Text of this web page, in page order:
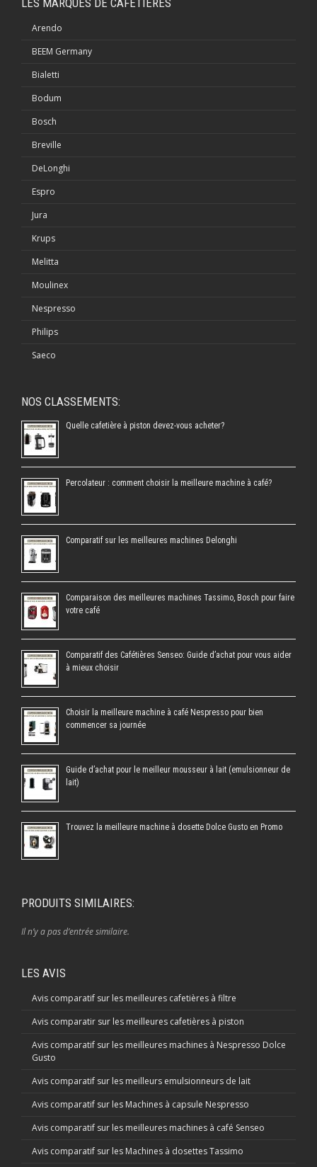
LES MARQUES DE CAFETIÈRES
Arendo
BEEM Germany
Bialetti
Bodum
Bosch
Breville
DeLonghi
Espro
Jura
Krups
Melitta
Moulinex
Nespresso
Philips
Saeco
NOS CLASSEMENTS:
Quelle cafetière à piston devez-vous acheter?
Percolateur : comment choisir la meilleure machine à café?
Comparatif sur les meilleures machines Delonghi
Comparaison des meilleures machines Tassimo, Bosch pour faire
votre café
Comparatif des Cafétières Senseo: Guide d’achat pour vous aider
à mieux choisir
Choisir la meilleure machine à café Nespresso pour bien
commencer sa journée
Guide d’achat pour le meilleur mousseur à lait (emulsionneur de
lait)
Trouvez la meilleure machine à dosette Dolce Gusto en Promo
PRODUITS SIMILAIRES:
Il n’y a pas d’entrée similaire.
LES AVIS
Avis comparatif sur les meilleures cafetières à filtre
Avis comparatir sur les meilleures cafetières à piston
Avis comparatif sur les meilleures machines à Nespresso Dolce
Gusto
Avis comparatif sur les meilleurs emulsionneurs de lait
Avis comparatif sur les Machines à capsule Nespresso
Avis comparatif sur les meilleures machines à café Senseo
Avis comparatif sur les Machines à dosettes Tassimo